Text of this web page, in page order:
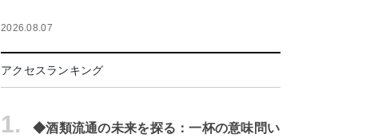
2026.08.07
アクセスランキング
1.
◆酒類流通の未来を探る：一杯の意味問い